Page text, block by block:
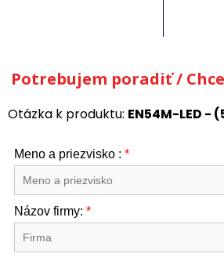
Potrebujem poradiť /
Otázka k produktu: EN54M-LED -